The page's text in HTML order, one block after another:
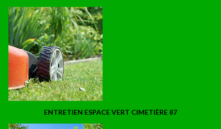
ENTRETIEN ESPACE VERT CIMETIÈRE 87